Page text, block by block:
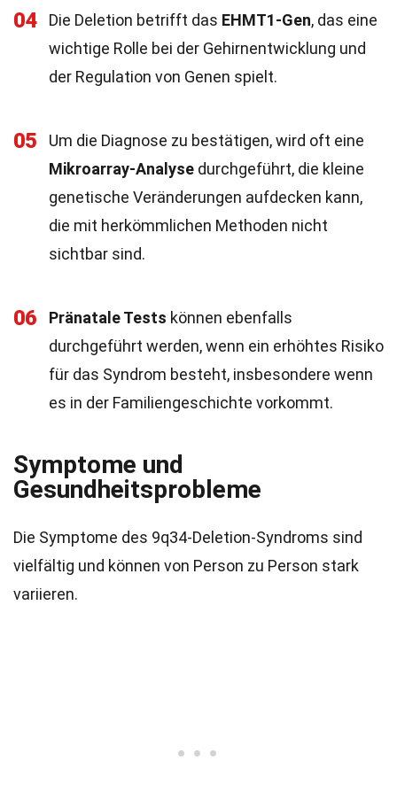
04 Die Deletion betrifft das EHMT1-Gen, das eine
wichtige Rolle bei der Gehirnentwicklung und
der Regulation von Genen spielt.
05
Um die Diagnose zu bestätigen, wird oft eine
Mikroarray-Analyse durchgeführt, die kleine
genetische Veränderungen aufdecken kann,
die mit herkömmlichen Methoden nicht
sichtbar sind.
06 Pränatale Tests können ebenfalls
durchgeführt werden, wenn ein erhöhtes Risiko
für das Syndrom besteht, insbesondere wenn
es in der Familiengeschichte vorkommt.
Symptome und
Gesundheitsprobleme
Die Symptome des 9q34-Deletion-Syndroms sind
vielfältig und können von Person zu Person stark
variieren.